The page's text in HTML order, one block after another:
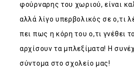
φούρναρης του χωριού, είναι
αλλά λίγο υπερβολικός σε ο,τι
πει πως η κόρη του ο,τι γνέθει
αρχίσουν τα μπλεξίματα! Η
σύντομα στο σχολείο μας!